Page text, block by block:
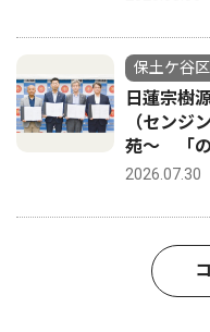
保土ケ谷区
日蓮宗樹
（セン
苑〜 「の
2026.07.30